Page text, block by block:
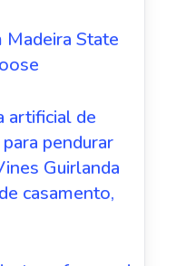
Madeira State
artificial de
pendurar
Guirlanda
casamento,